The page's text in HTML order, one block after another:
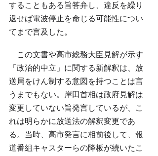
することもある旨答弁し、違反を繰り
返せば電波停止を命じる可能性につい
てまで言及した。
この文書や高市総務大臣見解が示す
「政治的中立」に関する新解釈は、放
送局をけん制する意図を持つことは言
うまでもない。岸田首相は政府見解は
変更していない旨発言しているが、こ
れは明らかに放送法の解釈変更であ
る。当時、高市発言に相前後して、報
道番組キャスターらの降板が続いたこ